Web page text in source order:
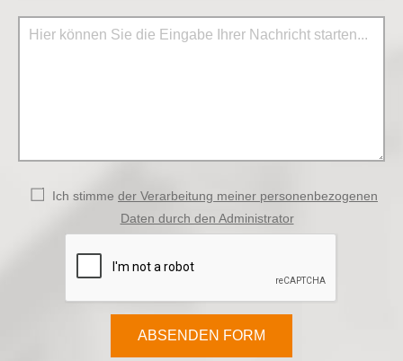
Ich stimme der Verarbeitung meiner personenbezogenen
Daten durch den Administrator
ABSENDEN FORM